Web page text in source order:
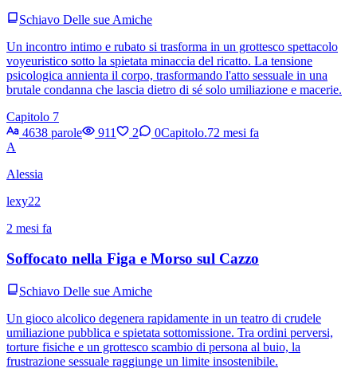
Schiavo Delle sue Amiche
Un incontro intimo e rubato si trasforma in un grottesco spettacolo
voyeuristico sotto la spietata minaccia del ricatto. La tensione
psicologica annienta il corpo, trasformando l'atto sessuale in una
brutale condanna che lascia dietro di sé solo umiliazione e macerie.
Capitolo 7
4638 parole
911 2 0Capitolo.72 mesi fa
A
Alessia
lexy22
2 mesi fa
Soffocato nella Figa e Morso sul Cazzo
Schiavo Delle sue Amiche
Un gioco alcolico degenera rapidamente in un teatro di crudele
umiliazione pubblica e spietata sottomissione. Tra ordini perversi,
torture fisiche e un grottesco scambio di persona al buio, la
frustrazione sessuale raggiunge un limite insostenibile.